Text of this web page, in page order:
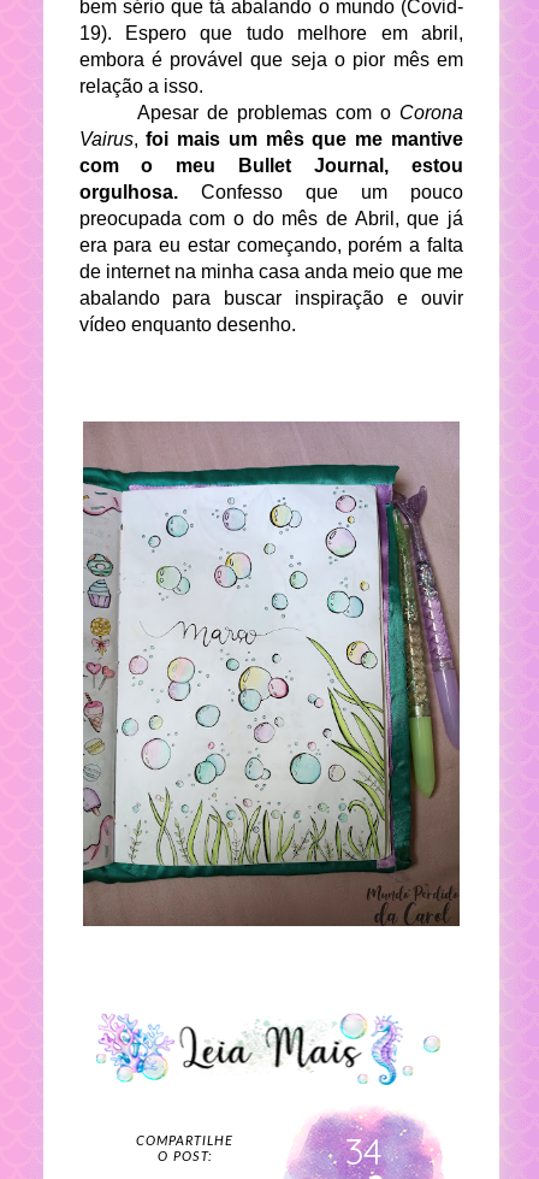
bem sério que tá abalando o mundo (Covid-
19). Espero que tudo melhore em abril,
embora é provável que seja o pior mês em
relação a isso.
Apesar de problemas com o Corona
Vairus, foi mais um mês que me mantive
com o meu Bullet Journal, estou
orgulhosa.Confesso que um pouco
preocupada com o do mês de Abril, que já
era para eu estar começando, porém a falta
de internet na minha casa anda meio que me
abalando para buscar inspiração e ouvir
vídeo enquanto desenho.
34
COMPARTILHE
O POST: